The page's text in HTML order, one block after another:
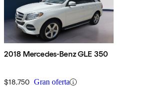
2018 Mercedes-Benz GLE 350
$18,750 Gran oferta